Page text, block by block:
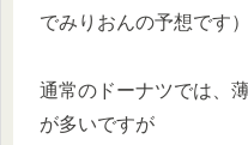
でみりおんの予想です）
通常のドーナツでは、
が多いですが